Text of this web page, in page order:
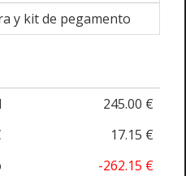
y kit de pegamento
245.00 €
17.15 €
-262.15 €